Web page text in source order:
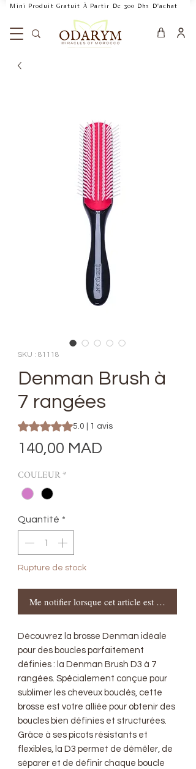
Mini Produit Gratuit À Partir De 300 Dhs D'achat
SKU : 81118
Denman Brush à
7 rangées
La note est de 5.0 sur cinq étoiles selon 1
5.0 | 1 avis
140,00 MAD
COULEUR*
Quantité *
Rupture de stock
Me notifier lorsque cet article est disponible
Découvrez la brosse Denman idéale
pour des boucles parfaitement
définies : la Denman Brush D3 à 7
rangées. Spécialement conçue pour
sublimer les cheveux bouclés, cette
brosse est votre alliée pour obtenir des
boucles bien définies et structurées.
Grâce à ses picots résistants et
flexibles, la D3 permet de démêler, de
séparer et de définir chaque boucle